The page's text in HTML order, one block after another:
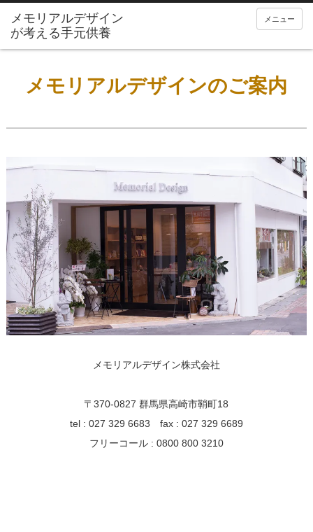
メニュー
メモリアルデザインのご案内
メモリアルデザイン株式会社
〒370-0827 群馬県高崎市鞘町18
tel : 027 329 6683 fax : 027 329 6689
フリーコール : 0800 800 3210